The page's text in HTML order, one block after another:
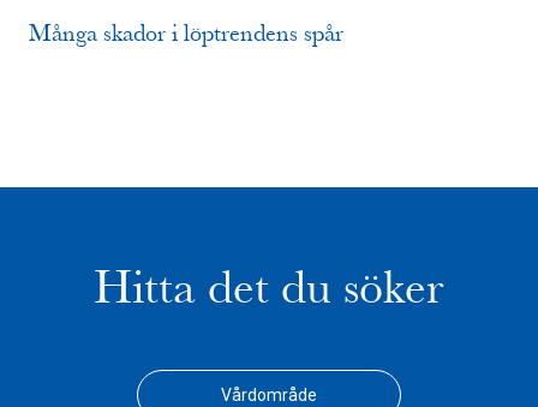
Många skador i löptrendens spår
Hitta det du söker
Vårdområde